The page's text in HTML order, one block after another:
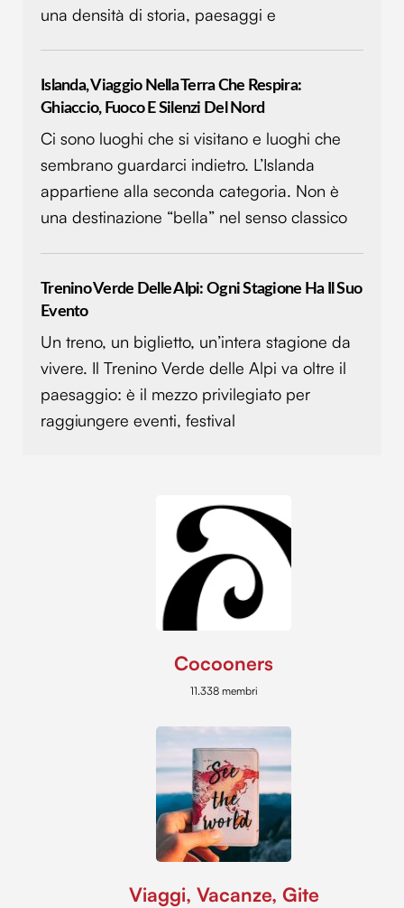
una densità di storia, paesaggi e
Islanda, Viaggio Nella Terra Che Respira:
Ghiaccio, Fuoco E Silenzi Del Nord
Ci sono luoghi che si visitano e luoghi che
sembrano guardarci indietro. L’Islanda
appartiene alla seconda categoria. Non è
una destinazione “bella” nel senso classico
Trenino Verde Delle Alpi: Ogni Stagione Ha Il Suo
Evento
Un treno, un biglietto, un’intera stagione da
vivere. Il Trenino Verde delle Alpi va oltre il
paesaggio: è il mezzo privilegiato per
raggiungere eventi, festival
Cocooners
11.338 membri
Viaggi, Vacanze, Gite